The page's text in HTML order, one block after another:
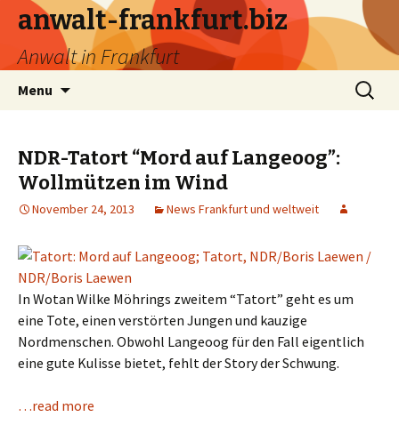
anwalt-frankfurt.biz
Anwalt in Frankfurt
Menu
Search
for:
NDR-Tatort “Mord auf Langeoog”:
Wollmützen im Wind
November 24, 2013 News Frankfurt und weltweit
In Wotan Wilke Möhrings zweitem “Tatort” geht es um
eine Tote, einen verstörten Jungen und kauzige
Nordmenschen. Obwohl Langeoog für den Fall eigentlich
eine gute Kulisse bietet, fehlt der Story der Schwung.
…read more